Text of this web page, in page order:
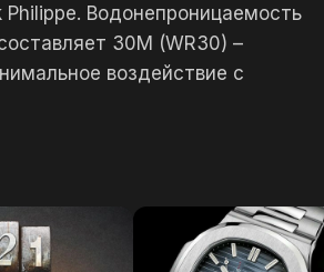
Philippe. Водонепроницаемость
30М (WR30) –
воздействие с